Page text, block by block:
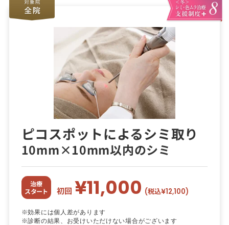
ピコスポットによるシミ取り
10mm×10mm以内のシミ
治療
スタート
初回 ¥11,000 (税込¥12,100)
※効果には個人差があります
※診断の結果、お受けいただけない場合がございます